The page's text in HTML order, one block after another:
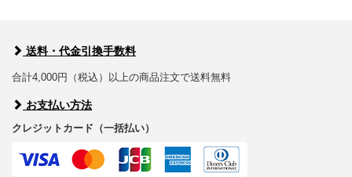
送料・代金引換手数料
合計4,000円（税込）以上の商品注文で送料無料
お支払い方法
クレジットカード（一括払い）